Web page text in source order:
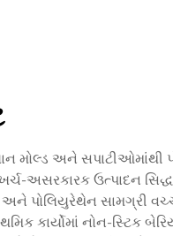
મોલ્ડ અને સપાટીઓમાંથી
અસરકારક ઉત્પાદન
અને પોલિયુરેથેન સામગ્રી
કાર્યોમાં નોન-સ્ટિક